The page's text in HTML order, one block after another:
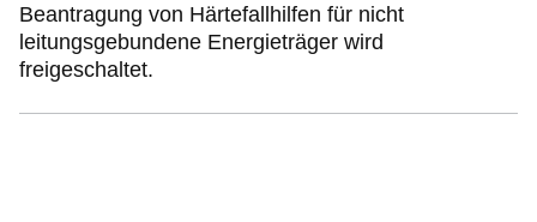
Beantragung von Härtefallhilfen für nicht
leitungsgebundene Energieträger wird
freigeschaltet.